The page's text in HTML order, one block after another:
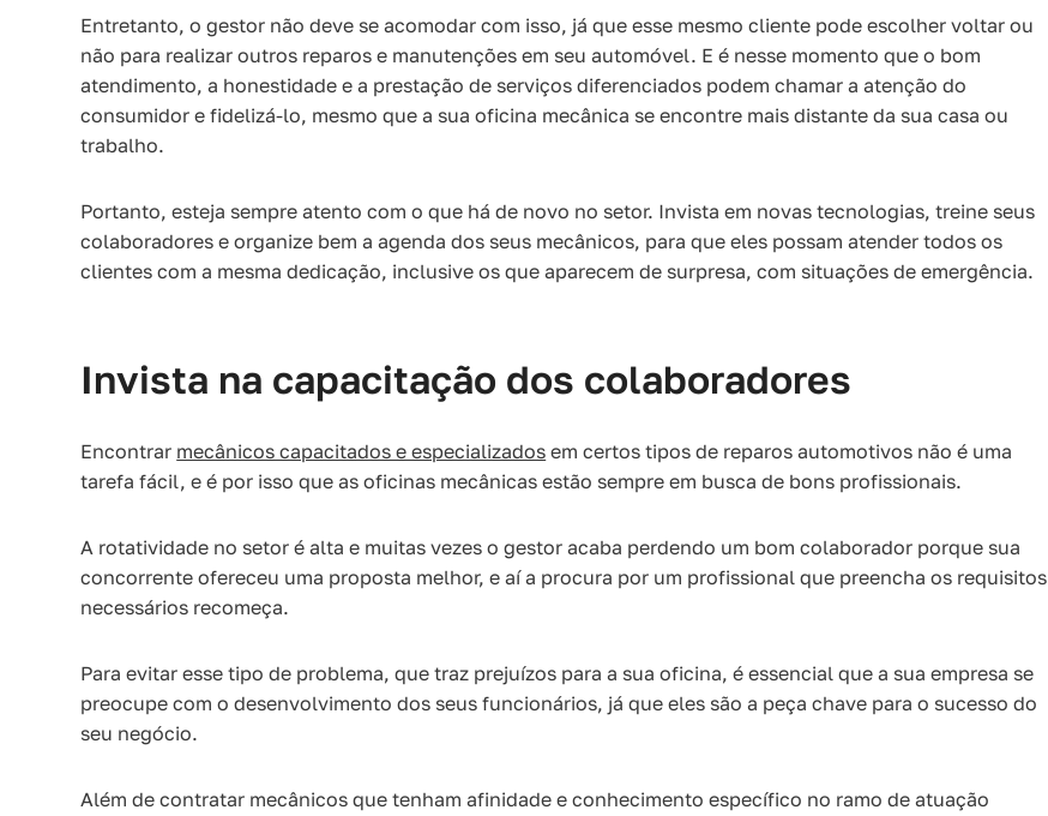
Entretanto, o gestor não deve se acomodar com isso, já que esse mesmo cliente pode escolher voltar ou
não para realizar outros reparos e manutenções em seu automóvel. E é nesse momento que o bom
atendimento, a honestidade e a prestação de serviços diferenciados podem chamar a atenção do
consumidor e fidelizá-lo, mesmo que a sua oficina mecânica se encontre mais distante da sua casa ou
trabalho.
Portanto, esteja sempre atento com o que há de novo no setor. Invista em novas tecnologias, treine seus
colaboradores e organize bem a agenda dos seus mecânicos, para que eles possam atender todos os
clientes com a mesma dedicação, inclusive os que aparecem de surpresa, com situações de emergência.
Invista na capacitação dos colaboradores
Encontrar mecânicos capacitados e especializados em certos tipos de reparos automotivos não é uma
tarefa fácil, e é por isso que as oficinas mecânicas estão sempre em busca de bons profissionais.
A rotatividade no setor é alta e muitas vezes o gestor acaba perdendo um bom colaborador porque sua
concorrente ofereceu uma proposta melhor, e aí a procura por um profissional que preencha os requisitos
necessários recomeça.
Para evitar esse tipo de problema, que traz prejuízos para a sua oficina, é essencial que a sua empresa se
preocupe com o desenvolvimento dos seus funcionários, já que eles são a peça chave para o sucesso do
seu negócio.
Além de contratar mecânicos que tenham afinidade e conhecimento específico no ramo de atuação